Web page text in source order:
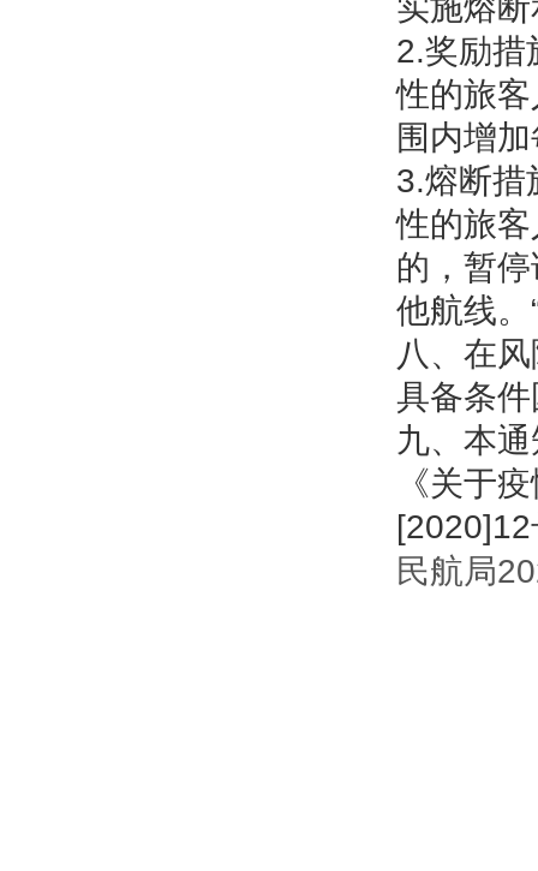
实施熔
2.奖励措
性的旅
围内增
3.熔断措
性的旅
的，暂
他航线
八、在
具备条
九、本
《关于
民航局